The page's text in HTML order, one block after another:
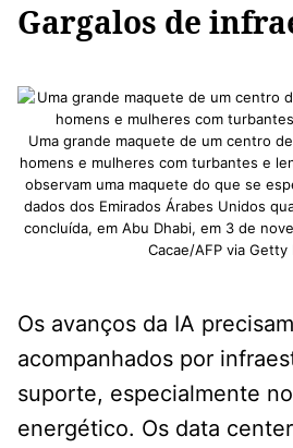
Gargalos de
Uma grande maquete de um centro
homens e mulheres com turbantes e
observam uma maquete do que se
dados dos Emirados Árabes Unidos
concluída, em Abu Dhabi, em 3 de
Cacae/AFP via Getty
Os avanços da IA
acompanhados por
suporte, especialmente
energético. Os data